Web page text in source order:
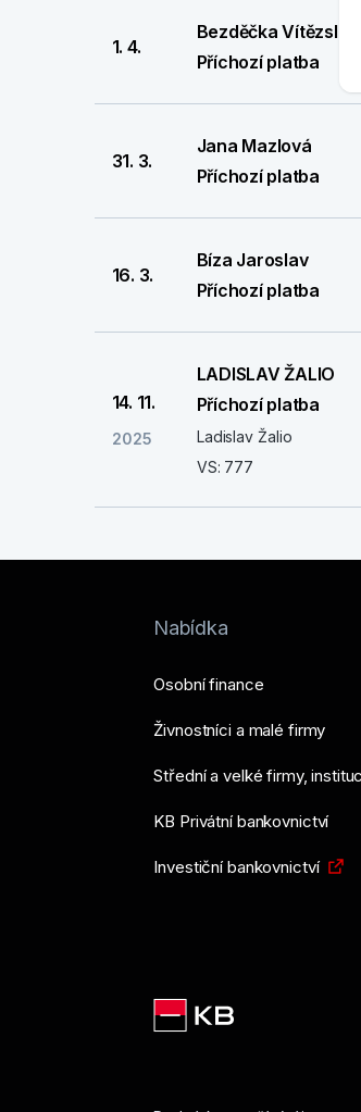
1. 4.
Bezděčka Vítězslav
Příchozí platba
31. 3.
Jana Mazlová
Příchozí platba
16. 3.
Bíza Jaroslav
Příchozí platba
14. 11.
2025
LADISLAV ŽALIO
Příchozí platba
Ladislav Žalio
VS: 777
Nabídka
Osobní finance
Živnostníci a malé firmy
Střední a velké firmy,
KB Privátní bankovnictví
Investiční bankovnictví